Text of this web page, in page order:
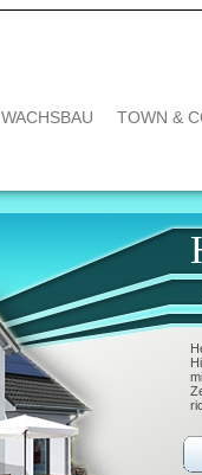
WACHSBAU TOWN &